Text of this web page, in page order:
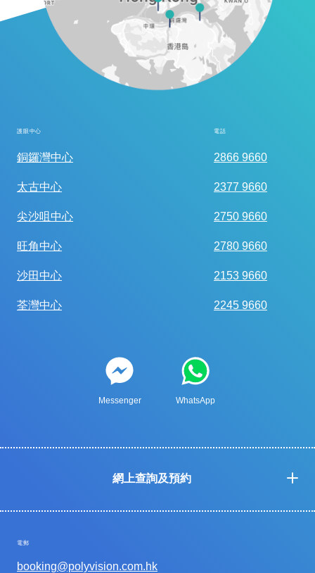
護眼中心 電話
銅鑼灣中心 2866 9660
太古中心 2377 9660
尖沙咀中心 2750 9660
旺角中心 2780 9660
沙田中心 2153 9660
荃灣中心 2245 9660
Messenger WhatsApp
網上查詢及預約
電郵
booking@polyvision.com.hk